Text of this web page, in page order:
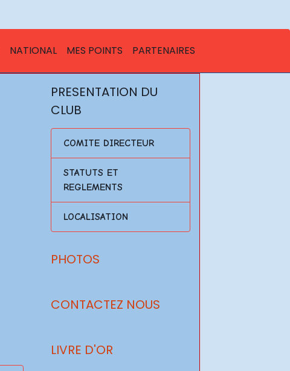
NATIONAL MES POINTS PARTENAIRES
PRESENTATION DU
CLUB
COMITE DIRECTEUR
STATUTS ET
REGLEMENTS
LOCALISATION
PHOTOS
CONTACTEZ NOUS
LIVRE D'OR